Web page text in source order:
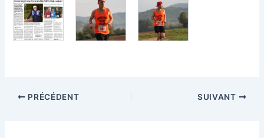
PRÉCÉDENT SUIVANT